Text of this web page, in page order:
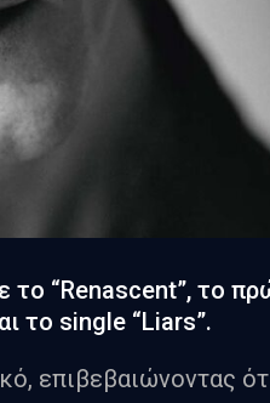
το “Renascent”, το
το single “Liars”.
επιβεβαιώνοντας